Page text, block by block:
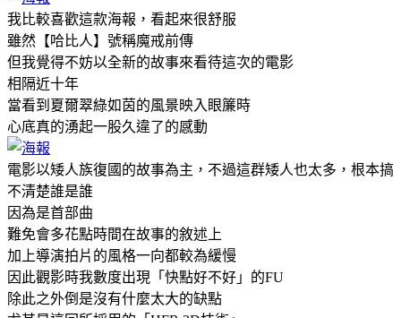
我比較喜歡這款海報，看起來很舒服
雖然【哈比人】號稱魔戒前傳
但我覺得不妨以全新的故事來看待這次的電影
相隔近十年
當看到夏爾翠綠如茵的風景映入眼簾時
心底真的湧起一股久違了的感動
電影以矮人族復國的故事為主，不過這群矮人也太多，根本搞
不清楚誰是誰
因為是首部曲
難免會多花點時間在故事的敘述上
加上導演拍片的風格一向都較為緩慢
因此觀影時我數度出現「快點好不好」的FU
除此之外倒是沒有什麼太大的缺點